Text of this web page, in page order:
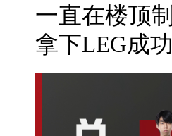
一直在楼顶
拿下LEG成